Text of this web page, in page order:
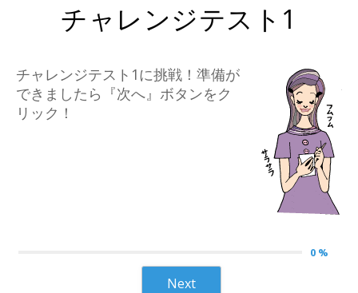
チャレンジテスト1
チャレンジテスト1に挑戦！準備が
できましたら『次へ』ボタンをク
リック！
0 %
Next